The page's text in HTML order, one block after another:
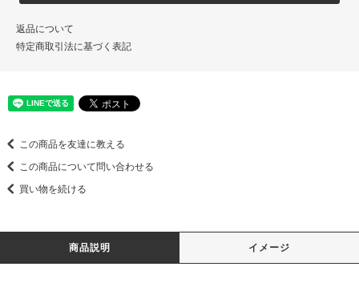
返品について
特定商取引法に基づく表記
この商品を友達に教える
この商品について問い合わせる
買い物を続ける
商品説明 イメージ